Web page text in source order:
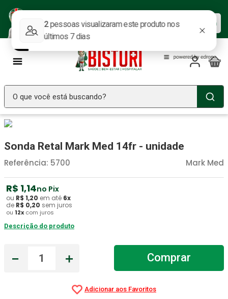
ofertas.
Baixar agora
O que você está buscando?
Sonda Retal Mark Med 14fr - unidade
Mark Med
Referência: 5700
R$ 1,14no Pix
ou R$ 1,20 em até 6x
de R$ 0,20 sem juros
ou 12x com juros
Descrição do produto
＋
－ Comprar
4º Estetoscopio Littmann
5 º Aparelho Pressão
6º Littmann
Gaze Esteril